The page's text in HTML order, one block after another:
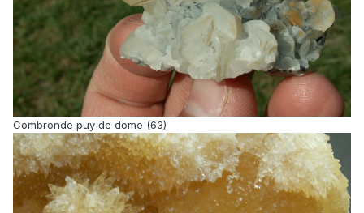
Combronde puy de dome (63)